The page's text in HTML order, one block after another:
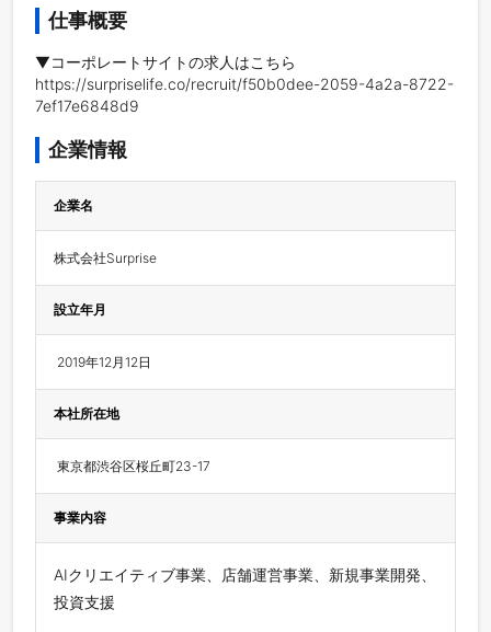
仕事概要
▼コーポレートサイトの求人はこちら
https://surpriselife.co/recruit/f50b0dee-2059-4a2a-8722-
7ef17e6848d9
企業情報
企業名
株式会社Surprise
設立年月
2019年12月12日
本社所在地
東京都渋谷区桜丘町23-17
事業内容
AIクリエイティブ事業、店舗運営事業、新規事業開発、
投資支援